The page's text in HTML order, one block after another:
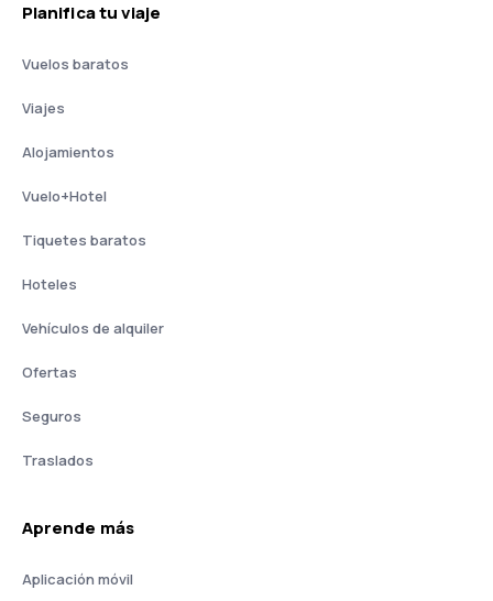
Planifica tu viaje
Vuelos baratos
Viajes
Alojamientos
Vuelo+Hotel
Tiquetes baratos
Hoteles
Vehículos de alquiler
Ofertas
Seguros
Traslados
Aprende más
Aplicación móvil